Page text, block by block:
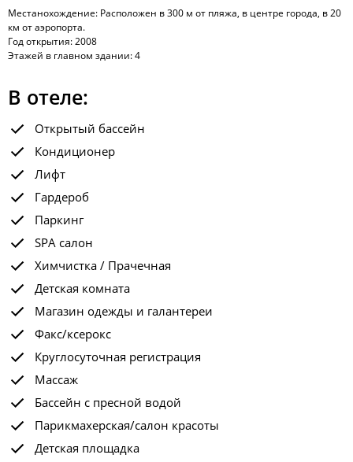
Местанохождение: Расположен в 300 м от пляжа, в центре города, в 20
км от аэропорта.
Год открытия: 2008
Этажей в главном здании: 4
В отеле:
Открытый бассейн
Кондиционер
Лифт
Гардероб
Паркинг
SPA салон
Химчистка / Прачечная
Детская комната
Магазин одежды и галантереи
Факс/ксерокс
Круглосуточная регистрация
Массаж
Бассейн с пресной водой
Парикмахерская/салон красоты
Детская площадка